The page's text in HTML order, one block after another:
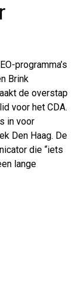
programma’s
Brink
de overstap
voor het CDA.
in voor
Den Haag. De
die “iets
lange